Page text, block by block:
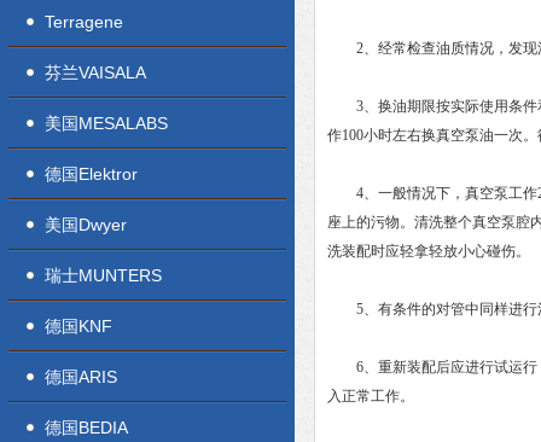
Terragene
芬兰VAISALA
美国MESALABS
德国Elektror
美国Dwyer
瑞士MUNTERS
德国KNF
德国ARIS
德国BEDIA
2、经常检查油质情况，发现
3、换油期限按实际使用条件
作100小时左右换真空泵油一次
4、一般情况下，真空泵工作
座上的污物。清洗整个真空泵腔
洗装配时应轻拿轻放小心碰伤。
5、有条件的对管中同样进行
6、重新装配后应进行试运行
入正常工作。